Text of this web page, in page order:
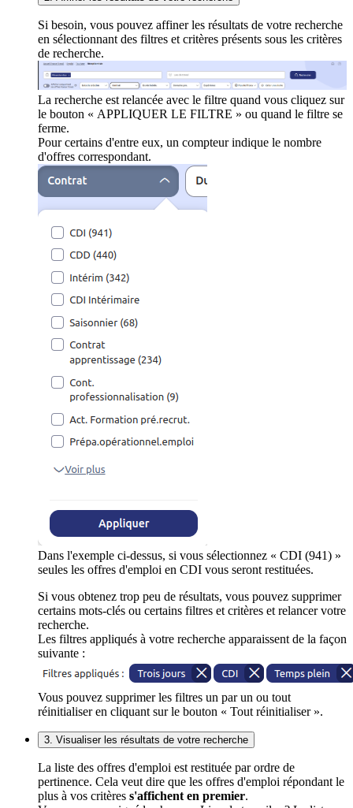
Si besoin, vous pouvez affiner les résultats de votre recherche
en sélectionnant des filtres et critères présents sous les critères
de recherche.
La recherche est relancée avec le filtre quand vous cliquez sur
le bouton « APPLIQUER LE FILTRE » ou quand le filtre se
ferme.
Pour certains d'entre eux, un compteur indique le nombre
d'offres correspondant.
Dans l'exemple ci-dessus, si vous sélectionnez « CDI (941) »
seules les offres d'emploi en CDI vous seront restituées.
Si vous obtenez trop peu de résultats, vous pouvez supprimer
certains mots-clés ou certains filtres et critères et relancer votre
recherche.
Les filtres appliqués à votre recherche apparaissent de la façon
suivante :
Vous pouvez supprimer les filtres un par un ou tout
réinitialiser en cliquant sur le bouton « Tout réinitialiser ».
3. Visualiser les résultats de votre recherche
La liste des offres d'emploi est restituée par ordre de
pertinence. Cela veut dire que les offres d'emploi répondant le
plus à vos critères s'affichent en premier.